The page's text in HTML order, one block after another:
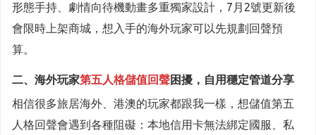
形態手持、劇情向待機動畫多重獨家設計，7月2號更新後
會限時上架商城，想入手的海外玩家可以先規劃回聲預
算。
二、海外玩家第五人格儲值回聲困擾，自用穩定管道分享
相信很多旅居海外、港澳的玩家都跟我一樣，想儲值第五
人格回聲會遇到各種阻礙：本地信用卡無法綁定國服、私